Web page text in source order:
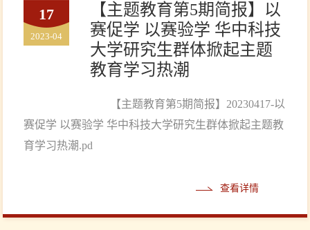
17
2023-04
【主题教育第5期简报】以
赛促学 以赛验学 华中科技
大学研究生群体掀起主题
教育学习热潮
【主题教育第5期简报】20230417-以
赛促学 以赛验学 华中科技大学研究生群体掀起主题教
育学习热潮.pd
查看详情